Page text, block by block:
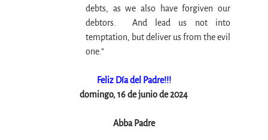
debts, as we also have forgiven our
debtors.  And lead us not into
temptation, but deliver us from the evil
one.”
Feliz Día del Padre!!!
domingo, 16 de junio de 2024
Abba Padre